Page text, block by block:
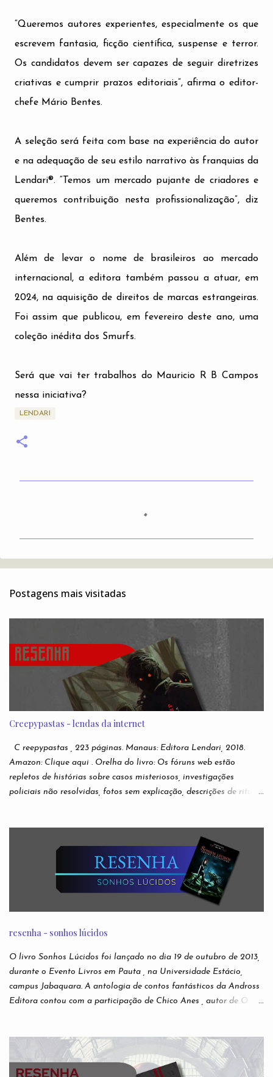
“Queremos autores experientes, especialmente os que
escrevem fantasia, ficção científica, suspense e terror.
Os candidatos devem ser capazes de seguir diretrizes
criativas e cumprir prazos editoriais”, afirma o editor-
chefe Mário Bentes.
A seleção será feita com base na experiência do autor
e na adequação de seu estilo narrativo às franquias da
Lendari®. “Temos um mercado pujante de criadores e
queremos contribuição nesta profissionalização”, diz
Bentes.
Além de levar o nome de brasileiros ao mercado
internacional, a editora também passou a atuar, em
2024, na aquisição de direitos de marcas estrangeiras.
Foi assim que publicou, em fevereiro deste ano, uma
coleção inédita dos Smurfs.
Será que vai ter trabalhos do Mauricio R B Campos
nessa iniciativa?
LENDARI
n
r
o
Postagens mais visitadas
Creepypastas - lendas da internet
C reepypastas , 223 páginas. Manaus: Editora Lendari, 2018.
Amazon: Clique aqui . Orelha do livro: Os fóruns web estão
repletos de histórias sobre casos misteriosos, investigações
policiais não resolvidas, fotos sem explicação, descrições de rituais
infantis. São narrativas virais e anônimas espalhadas nos
recônditos mais obscuros da internet, sem que se possa rastrear
seus verdadeiros autores. Ou sua veracidade. Acabaram
conhecidas como creepypastas - algo como um copypaste (de
copiar e colar) de situações assustadoras. Mas e se as lendas mais
das creepypastas mais perturbadoras de todos os tempos. Do
submundo do Reddit diretamente para sua leitura de cabeceira.
Autores: Alfredo Alvarenga, Ana S. Varella, Andr é Comanche,
Andrei Simões, B...
resenha - sonhos lúcidos
O livro Sonhos Lúcidos foi lançado no dia 19 de outubro de 2013,
durante o Evento Livros em Pauta , na Universidade Estácio,
campus Jabaquara. A antologia de contos fantásticos da Andross
Editora contou com a participação de Chico Anes , autor de O
Haubert , autora de Calisto , Sohuen editados pela Novo Século ,
Ode a Nossas Vidas Infames , pela Multifoco, Sempre o Mesmo
Céu, Sempre o Mesmo Azul , pela Editora Patuá; Suzy M.